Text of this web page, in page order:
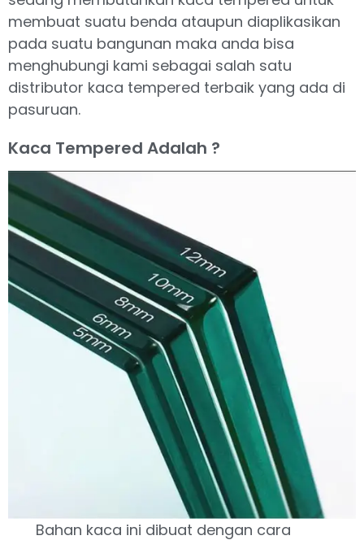
membuat suatu benda ataupun diaplikasikan
pada suatu bangunan maka anda bisa
menghubungi kami sebagai salah satu
distributor kaca tempered terbaik yang ada di
pasuruan.
Kaca Tempered Adalah ?
Bahan kaca ini dibuat dengan cara